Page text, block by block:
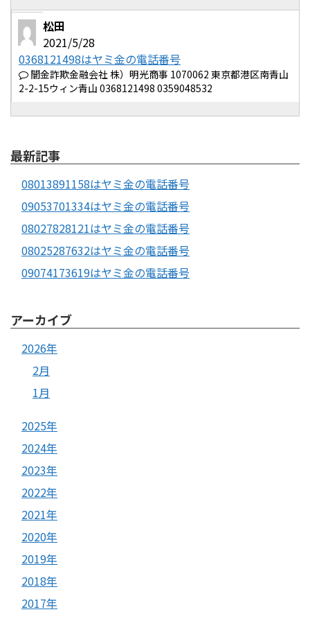
松田
2021/5/28
0368121498はヤミ金の電話番号
闇金詐欺金融会社 株）明光商事 1070062 東京都港区南青山
2-2-15ウィン青山 0368121498 0359048532
最新記事
08013891158はヤミ金の電話番号
09053701334はヤミ金の電話番号
08027828121はヤミ金の電話番号
08025287632はヤミ金の電話番号
09074173619はヤミ金の電話番号
アーカイブ
2026年
2月
1月
2025年
2024年
2023年
2022年
2021年
2020年
2019年
2018年
2017年